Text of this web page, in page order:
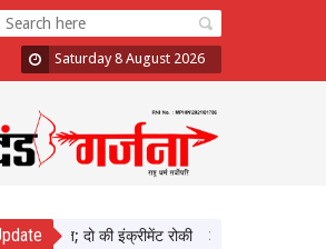
Saturday 8 August 2026
दो की इंक्रीमेंट रोकी पंजाब चुनाव से पहले PM